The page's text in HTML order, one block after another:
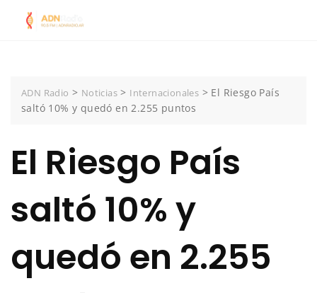
ADN Radio > Noticias > Internacionales > El Riesgo País
saltó 10% y quedó en 2.255 puntos
El Riesgo País
saltó 10% y
quedó en 2.255